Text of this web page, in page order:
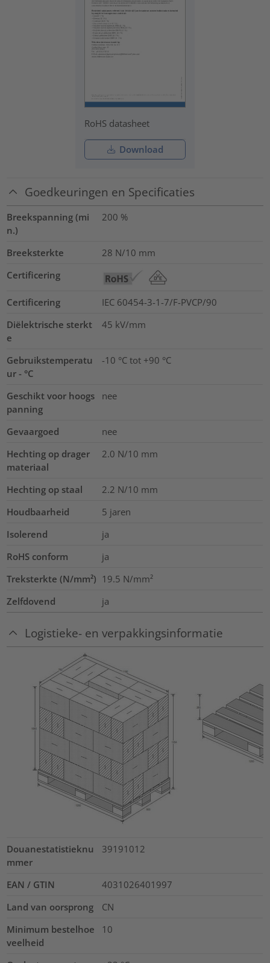
RoHS datasheet
Download
Goedkeuringen en Specificaties
Breekspanning (mi
n.)
200 %
Breeksterkte 28 N/10 mm
Certificering
Certificering
IEC 60454-3-1-7/F-PVCP/90
Diëlektrische sterkt
e
45 kV/mm
Gebruikstemperatu
ur - °C
-10 °C tot +90 °C
Geschikt voor hoogs
panning
nee
Gevaargoed
nee
Hechting op drager
materiaal
2.0 N/10 mm
Hechting op staal 2.2 N/10 mm
Houdbaarheid
5 jaren
Isolerend
ja
RoHS conform
ja
Treksterkte (N/mm²) 19.5 N/mm²
Zelfdovend
ja
Logistieke- en verpakkingsinformatie
Douanestatistieknu
mmer
39191012
EAN / GTIN
4031026401997
Land van oorsprong
CN
Minimum bestelhoe
veelheid
10